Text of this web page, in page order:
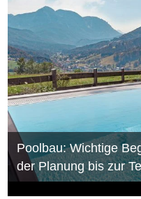
Poolbau: Wichtige
der Planung bis zur